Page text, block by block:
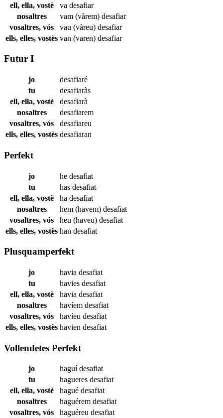
ell, ella, vostè
va desafiar
nosaltres
vam (vàrem) desafiar
vosaltres, vós
vau (vàreu) desafiar
ells, elles, vostès van (varen) desafiar
Futur I
jo
desafiaré
tu
desafiaràs
ell, ella, vostè
desafiarà
nosaltres
desafiarem
vosaltres, vós
desafiareu
ells, elles, vostès desafiaran
Perfekt
jo he desafiat
tu
has desafiat
ell, ella, vostè
ha desafiat
nosaltres
hem (havem) desafiat
vosaltres, vós
heu (haveu) desafiat
ells, elles, vostès han desafiat
Plusquamperfekt
jo havia desafiat
tu
havies desafiat
ell, ella, vostè
havia desafiat
nosaltres
havíem desafiat
vosaltres, vós
havíeu desafiat
ells, elles, vostès havien desafiat
Vollendetes Perfekt
jo haguídesafiat
tu
hagueres desafiat
ell, ella, vostè
hagué desafiat
nosaltres
haguérem desafiat
vosaltres, vós
haguéreu desafiat